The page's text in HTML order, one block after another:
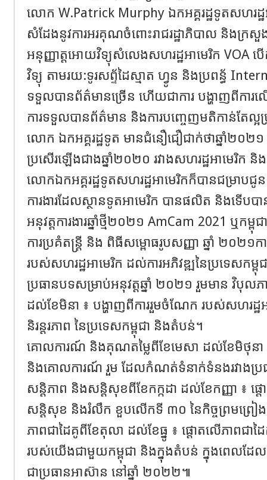
លោក W.Patrick Murphy ឯកអគ្គរដ្ឋទូតសហរដ្ឋអ
សំដែងនូវការអរគុណចំពោះរាជរដ្ឋាភិបាល និងក្រសួ
អនុញ្ញាត្តអោយវិទ្យុសំលេងសហរដ្ឋអាមេរិក VOA
វិទ្យុ តាមរយ:ទូរសព្ទ័ដៃស្មាត ហ្វូន និងប្រពន្ធ័
ទទួលបានព័ត៌មានច្រើន ហើយជាការ បង្ហាញពីការល
ការទទួលបានព័ត៌មាន និងការបញ្ចេញមតិកាន់តែល្អប្
លោក ឯកអគ្គរដ្ឋទូត មានជំនឿជឿជាក់ថាឆ្នាំ២០២១
ប្រសើរឡើងជាងឆ្នាំ២០២០ រវាងសហរដ្ឋអាមេរិក និង
លោកឯកអគ្គរដ្ឋទូតសហរដ្ឋអាមេរិកក៏បានជម្រាបជូ
ការងារដែលស្ថានទូតអាមេរិក បានផលិត និងទេីបប
អនុវត្តការងារឆ្នាំថ្មី២០២១ AmCam 2021 ឬកម្
ការប្រគំតន្ត្រី និង ពិធីសម្ពោធរូបសញ្ញា ឆ្នាំ ២០២១ក
របស់សហរដ្ឋអាមេរិក ដល់ការអភិវឌ្ឍនៃប្រទេសកម្ពុ
ប្រធានបទសម្រាប់អនុវត្តឆ្នាំ ២០២១ រួមមាន វិបុលភ
ដល់ខែមិនា ៖ បង្ហាញពីការរួមចំណែក របស់សហរដ្ឋ
និរន្តរភាព នៃប្រទេសកម្ពុជា និងតំបន់។
គោលការណ៍ និងគុណតម្លៃពីខែមេសា ដល់ខែមិថុនា
និងគោលការណ៍ រួម ដែលកំណត់ទំនាក់ទំនងរវាងប្រ
សន្តិភាព និងសន្តិសុខពីខែកក្កដា ដល់ខែកញ្ញា ៖ ផ្
សន្តិសុខ និងរំលឹក ខួបលើកទី ៣០ នៃកិច្ចព្រមព្រៀង
ភាពជាដៃគូពីខែតុលា ដល់ខែធ្នូ ៖ ផ្តោតលើភាពជាដ
របស់យើងជាមួយកម្ពុជា និងក្នុងតំបន់ ក្នុងពេលដែល
ជាប្រធានអាស៊ាន នៅឆ្នាំ ២០២២៕